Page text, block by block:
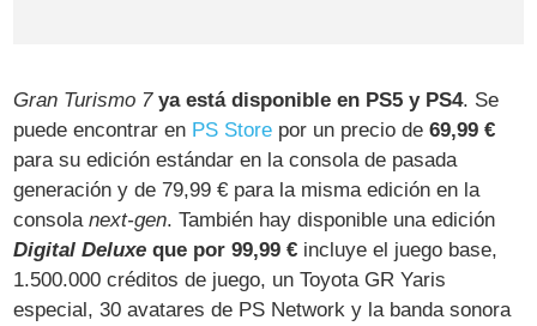
Gran Turismo 7 ya está disponible en PS5 y PS4. Se
puede encontrar en PS Store por un precio de69,99 €
para su edición estándar en la consola de pasada
generación y de 79,99 € para la misma edición en la
consolanext-gen. También hay disponible una edición
Digital Deluxe que por 99,99 € incluye el juego base,
1.500.000 créditos de juego, un Toyota GR Yaris
especial, 30 avatares de PS Network y la banda sonora